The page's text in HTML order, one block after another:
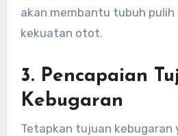
akan membantu tubuh pulih
kekuatan otot.
3. Pencapaian
Kebugaran
Tetapkan tujuan kebugaran